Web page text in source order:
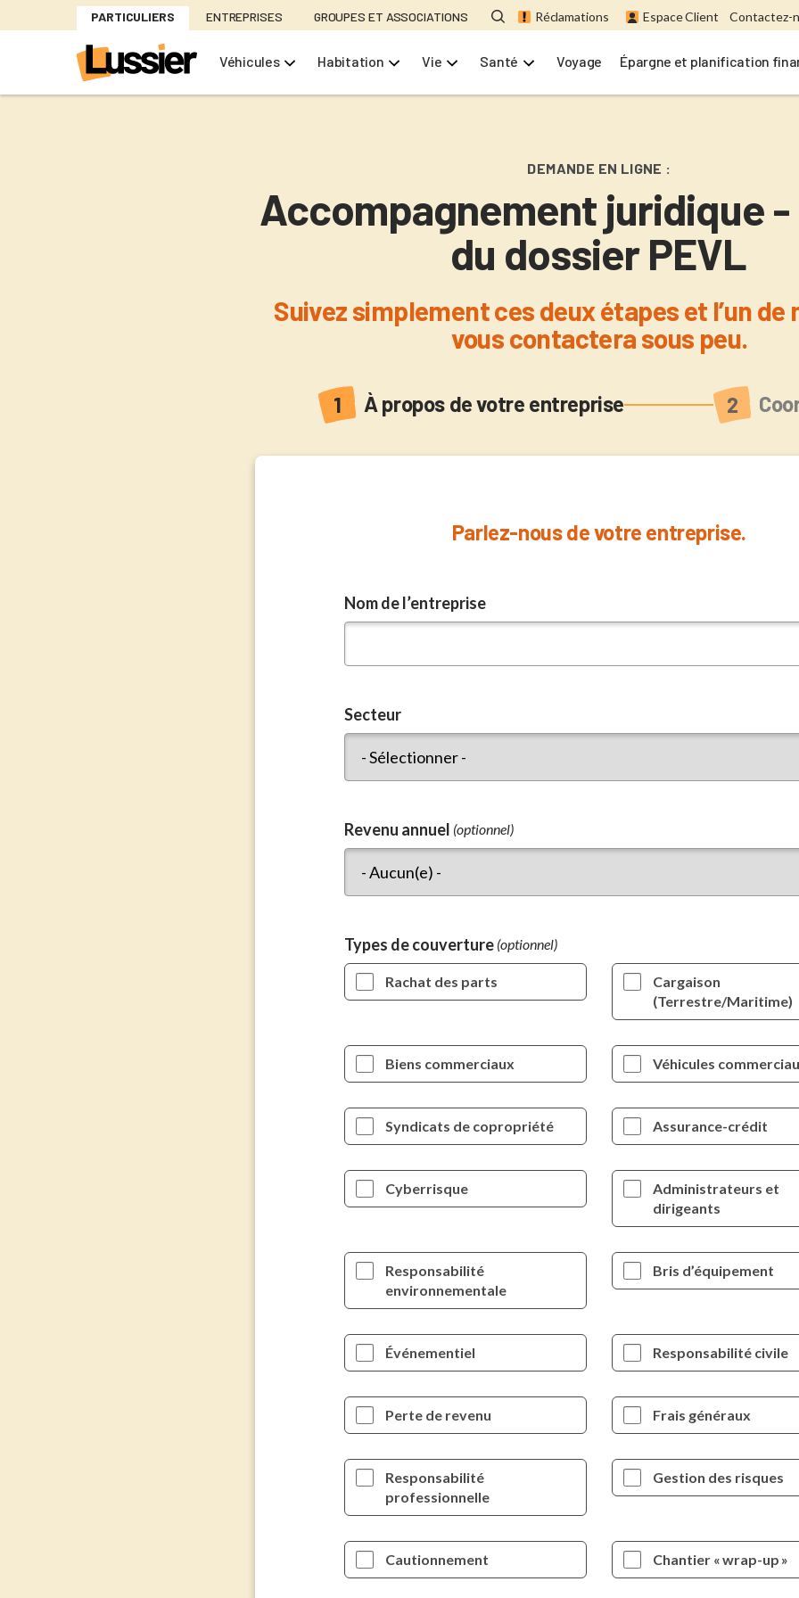
au
PARTICULIERS ENTREPRISES GROUPES ET ASSOCIATIONS Réclamations Espace Client Contactez-
Véhicules Habitation Vie Santé Voyage Épargne et planification
DEMANDE EN LIGNE :
Accompagnement juridique -
du dossier PEVL
Suivez simplement ces deux étapes et l’un de
vous contactera sous peu.
Actuel
À propos de votre entreprise
Parlez-nous de votre entreprise.
Nom de l’entreprise
Secteur
Revenu annuel (optionnel)
Types de couverture
Rachat des parts
Cargaison
(Terrestre/Maritime)
Biens commerciaux Véhicules
Syndicats de copropriété Assurance-crédit
Cyberrisque
Administrateurs et
dirigeants
Responsabilité
environnementale
Bris d’équipement
Événementiel Responsabilité civile
Perte de revenu Frais généraux
Responsabilité
professionnelle
Gestion des risques
Cautionnement Chantier « wrap-up »